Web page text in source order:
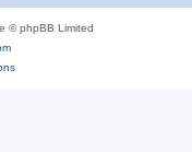
© phpBB Limited